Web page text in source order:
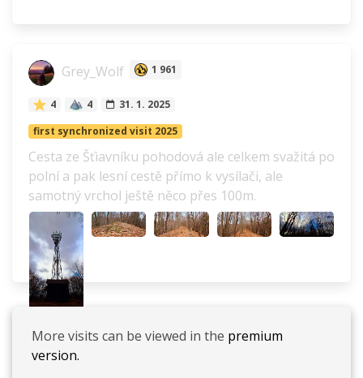
Grey_Wolf 1 961
4 4
31. 1. 2025
first synchronized visit 2025
Cesta ze Šťiavníku pohodová ale celkem svažitá po
polní a pak lesní cestě přímo k vysílači, ale
samotný vrchol ještě něco přes 100m.
More visits can be viewed in the premium
version.